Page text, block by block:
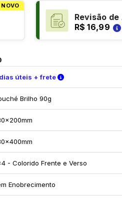
NOVO
Revisão
R$ 16,99
úteis + frete Verifique as
Brilho 90g
- Colorido Frente e Verso
Enobrecimento